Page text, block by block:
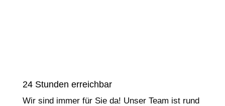
24 Stunden erreichbar
Wir sind immer für Sie da! Unser Team ist rund